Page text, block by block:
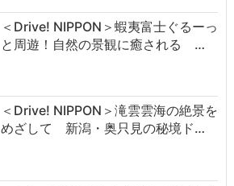
＜Drive! NIPPON＞蝦夷富士ぐるーっ
と周遊！自然の景観に癒される …
＜Drive! NIPPON＞滝雲雲海の絶景を
めざして 新潟・奥只見の秘境ド…